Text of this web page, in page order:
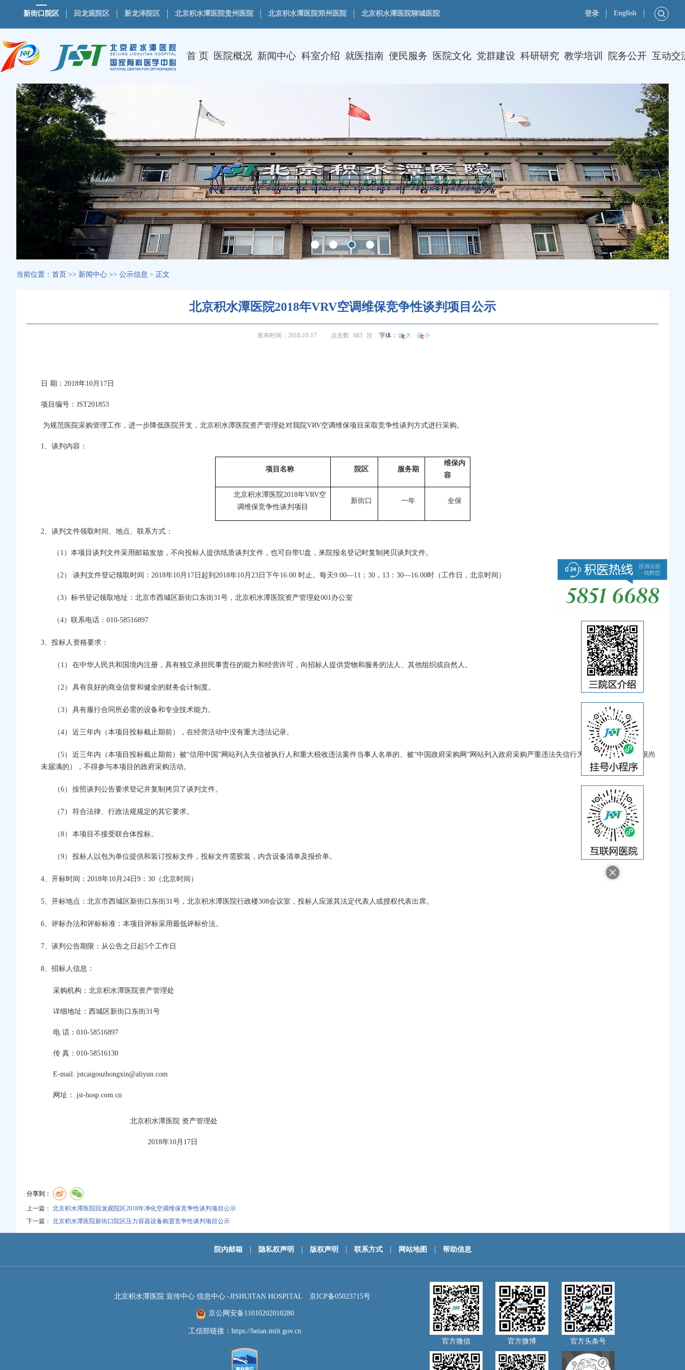
新街口院区 回龙观院区 新龙泽院区 北京积水潭医院贵州医院 北京积水潭医院郑州医院 北京积水潭医院聊城医院 登录 English
首 页 医院概况 新闻中心 科室介绍 就医指南 便民服务 医院文化 党群建设 科研研究 教学培训 院务公开 互动交
当前位置： 首页 >> 新闻中心 >> 公示信息 > 正文
北京积水潭医院2018年VRV空调维保竞争性谈判项目公示
发布时间：2018-10-17 点击数 663 次 字体： 大 小
日 期：2018年10月17日
项目编号：JST201853
为规范医院采购管理工作，进一步降低医院开支，北京积水潭医院资产管理处对我院VRV空调维保项目采取竞争性谈判方式进行采购。
1、谈判内容：
项目名称 院区 服务期
维保内
容
北京积水潭医院2018年VRV空
调维保竞争性谈判项目
新街口 一年 全保
2、谈判文件领取时间、地点、联系方式：
（1）本项目谈判文件采用邮箱发放，不向投标人提供纸质谈判文件，也可自带U盘，来院报名登记时复制拷贝谈判文件。
（2） 谈判文件登记领取时间：2018年10月17日起到2018年10月23日下午16:00 时止。每天9:00—11：30，13：30—16:00时（工作日，北京时间）
（3）标书登记领取地址：北京市西城区新街口东街31号，北京积水潭医院资产管理处001办公室
（4）联系电话：010-58516897
3、投标人资格要求：
（1） 在中华人民共和国境内注册，具有独立承担民事责任的能力和经营许可，向招标人提供货物和服务的法人、其他组织或自然人。
（2） 具有良好的商业信誉和健全的财务会计制度。
（3） 具有履行合同所必需的设备和专业技术能力。
（4） 近三年内（本项目投标截止期前），在经营活动中没有重大违法记录。
（5）
近三年内（本项目投标截止期前）被“信用中国”网站列入失信被执行人和重大税收违法案件当事人名单的、被“中国政府采购网”网站列入政府采购严重违法失信行为记录名单（处罚期限尚
未届满的），不得参与本项目的政府采购活动。
（6） 按照谈判公告要求登记并复制拷贝了谈判文件。
（7） 符合法律、行政法规规定的其它要求。
（8） 本项目不接受联合体投标。
（9） 投标人以包为单位提供和装订投标文件，投标文件需胶装，内含设备清单及报价单。
4、开标时间：2018年10月24日9：30（北京时间）
5、开标地点：北京市西城区新街口东街31号，北京积水潭医院行政楼308会议室，投标人应派其法定代表人或授权代表出席。
6、评标办法和评标标准：本项目评标采用最低评标价法。
7、谈判公告期限：从公告之日起5个工作日
8、招标人信息：
采购机构：北京积水潭医院资产管理处
详细地址：西城区新街口东街31号
电 话：010-58516897
传 真：010-58516130
E-mail: jstcaigouzhongxin@aliyun.com
网址： jst-hosp.com.cn
北京积水潭医院 资产管理处
2018年10月17日
分享到：
上一篇： 北京积水潭医院回龙观院区2018年净化空调维保竞争性谈判项目公示
下一篇： 北京积水潭医院新街口院区压力容器设备购置竞争性谈判项目公示
院内邮箱 隐私权声明 版权声明 联系方式 网站地图 帮助信息
北京积水潭医院 宣传中心 信息中心 -JISHUITAN HOSPITAL 京ICP备05023715号
京公网安备11010202010280
工信部链接： https://beian.miit.gov.cn
官方微信
官方微博 官方头条号